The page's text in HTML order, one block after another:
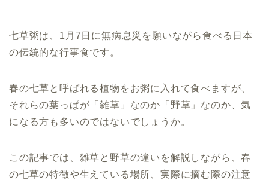
七草粥は、1月7日に無病息災を願いながら食べる日本
の伝統的な行事食です。
春の七草と呼ばれる植物をお粥に入れて食べますが、
それらの葉っぱが「雑草」なのか「野草」なのか、気
になる方も多いのではないでしょうか。
この記事では、雑草と野草の違いを解説しながら、春
の七草の特徴や生えている場所、実際に摘む際の注意